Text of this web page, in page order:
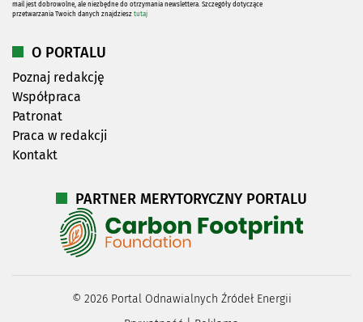
mail jest dobrowolne, ale niezbędne do otrzymania newslettera. Szczegóły dotyczące
przetwarzania Twoich danych znajdziesz tutaj
O PORTALU
Poznaj redakcję
Współpraca
Patronat
Praca w redakcji
Kontakt
PARTNER MERYTORYCZNY PORTALU
© 2026Portal Odnawialnych Źródeł Energii